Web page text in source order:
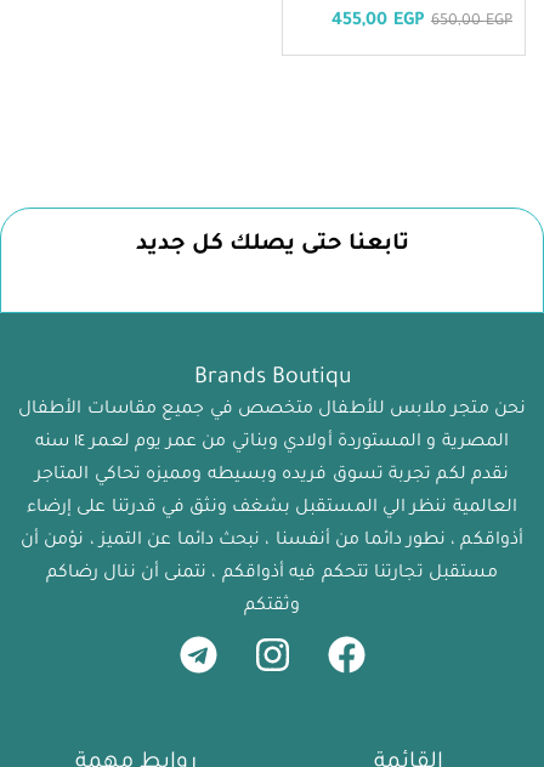
650,00EGP
455,00 EGP
تابعنا حتى يصلك كل جديد
Brands Boutiqu
نحن متجر ملابس للأطفال متخصص في جميع مقاسات الأطفال
المصرية و المستوردة أولادي وبناتي من عمر يوم لعمر ١٤ سنه
نقدم لكم تجربة تسوق فريده وبسيطه ومميزه تحاكي المتاجر
العالمية ننظر الي المستقبل بشغف ونثق في قدرتنا على إرضاء
أذواقكم ، نطور دائما من أنفسنا ، نبحث دائما عن التميز ، نؤمن أن
مستقبل تجارتنا تتحكم فيه أذواقكم ، نتمنى أن ننال رضاكم
وثقتكم